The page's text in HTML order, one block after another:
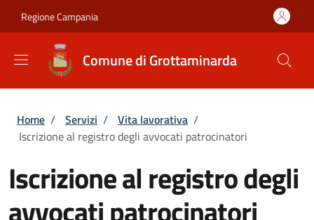
Regione Campania
Comune di Grottaminarda
Briciole di pane
Home / Servizi / Vita lavorativa /
Iscrizione al registro degli avvocati patrocinatori
Iscrizione al registro degli